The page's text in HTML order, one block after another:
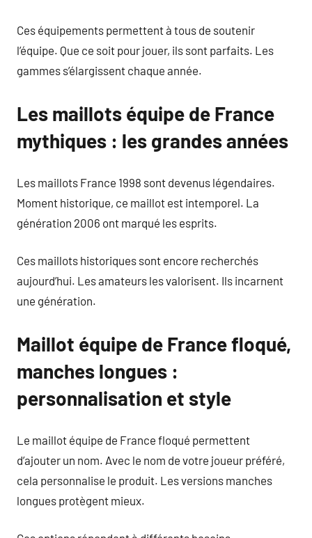
Ces équipements permettent à tous de soutenir
l’équipe. Que ce soit pour jouer, ils sont parfaits. Les
gammes s’élargissent chaque année.
Les maillots équipe de France
mythiques : les grandes années
Les maillots France 1998 sont devenus légendaires.
Moment historique, ce maillot est intemporel. La
génération 2006 ont marqué les esprits.
Ces maillots historiques sont encore recherchés
aujourd’hui. Les amateurs les valorisent. Ils incarnent
une génération.
Maillot équipe de France floqué,
manches longues :
personnalisation et style
Le maillot équipe de France floqué permettent
d’ajouter un nom. Avec le nom de votre joueur préféré,
cela personnalise le produit. Les versions manches
longues protègent mieux.